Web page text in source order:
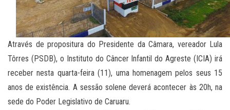
Através de propositura do Presidente da Câmara, vereador Lula
Tôrres (PSDB), o Instituto do Câncer Infantil do Agreste (ICIA) irá
receber nesta quarta-feira (11), uma homenagem pelos seus 15
anos de existência. A sessão solene deverá acontecer às 20h, na
sede do Poder Legislativo de Caruaru.